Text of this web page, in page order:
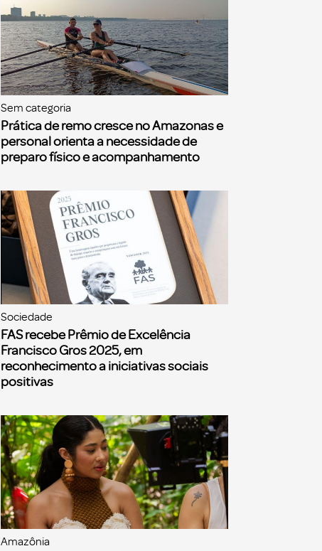
Sem categoria
Prática de remo cresce no Amazonas e
personal orienta a necessidade de
preparo físico e acompanhamento
Sociedade
FAS recebe Prêmio de Excelência
Francisco Gros 2025, em
reconhecimento a iniciativas sociais
positivas
Amazônia